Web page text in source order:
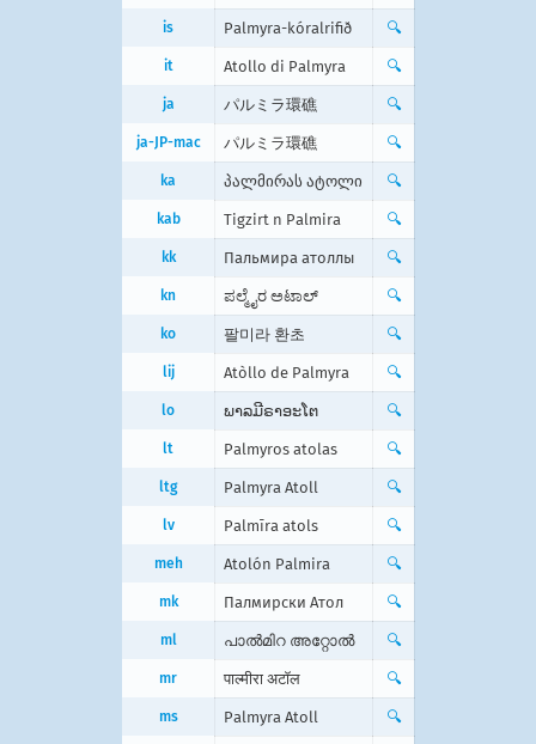
is Palmyra-kóralrifið 🔍
it Atollo di Palmyra 🔍
ja パルミラ環礁 🔍
ja-JP-mac パルミラ環礁 🔍
ka პალმირას ატოლი 🔍
kab Tigzirt n Palmira 🔍
kk Пальмира атоллы 🔍
kn ಪಲ್ಮೈರ ಅಟಾಲ್ 🔍
ko 팔미라 환초 🔍
lij Atòllo de Palmyra 🔍
lo ພາລມີຣາອະໂຕ 🔍
lt Palmyros atolas 🔍
ltg Palmyra Atoll 🔍
lv Palmīra atols 🔍
meh Atolón Palmira 🔍
mk Палмирски Атол 🔍
ml പാല്‍മിറ അറ്റോല്‍ 🔍
mr पाल्मीरा अटॉल 🔍
ms Palmyra Atoll 🔍